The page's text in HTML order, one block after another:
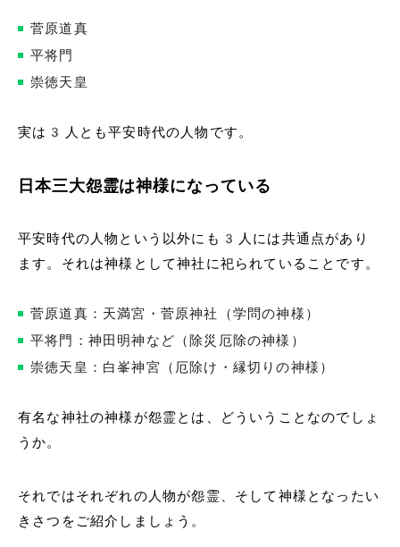
菅原道真
平将門
崇徳天皇
実は3人とも平安時代の人物です。
日本三大怨霊は神様になっている
平安時代の人物という以外にも3人には共通点があり
ます。それは神様として神社に祀られていることです。
菅原道真：天満宮・菅原神社（学問の神様）
平将門：神田明神など（除災厄除の神様）
崇徳天皇：白峯神宮（厄除け・縁切りの神様）
有名な神社の神様が怨霊とは、どういうことなのでしょ
うか。
それではそれぞれの人物が怨霊、そして神様となったい
きさつをご紹介しましょう。